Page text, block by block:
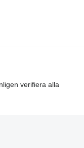
verifiera alla